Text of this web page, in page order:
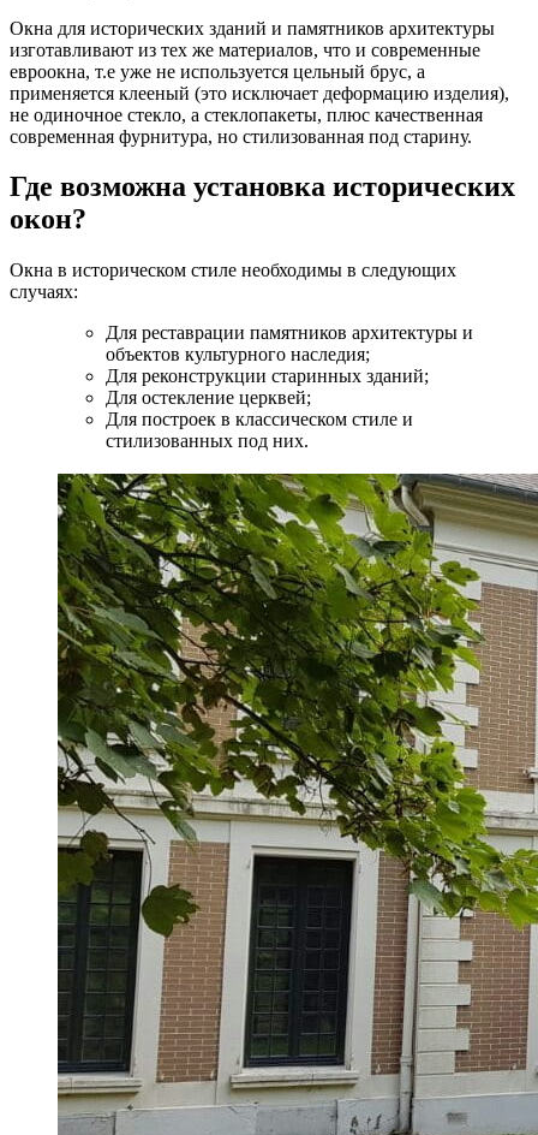
Окна для исторических зданий и памятников архитектуры
изготавливают из тех же материалов, что и современные
евроокна, т.е уже не используется цельный брус, а
применяется клееный (это исключает деформацию изделия),
не одиночное стекло, а стеклопакеты, плюс качественная
современная фурнитура, но стилизованная под старину.
Где возможна установка исторических
окон?
Окна в историческом стиле необходимы в следующих
случаях:
Для реставрации памятников архитектуры и
объектов культурного наследия;
Для реконструкции старинных зданий;
Для остекление церквей;
Для построек в классическом стиле и
стилизованных под них.